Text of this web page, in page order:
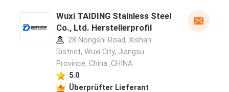
Wuxi TAIDING Stainless Steel
Co., Ltd. Herstellerprofil
28 Nongshi Road, Xishan
District, Wuxi City, Jiangsu
Province, China ,CHINA
5.0
Überprüfter Lieferant